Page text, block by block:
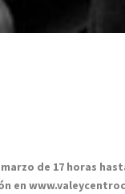
de 17 horas
en